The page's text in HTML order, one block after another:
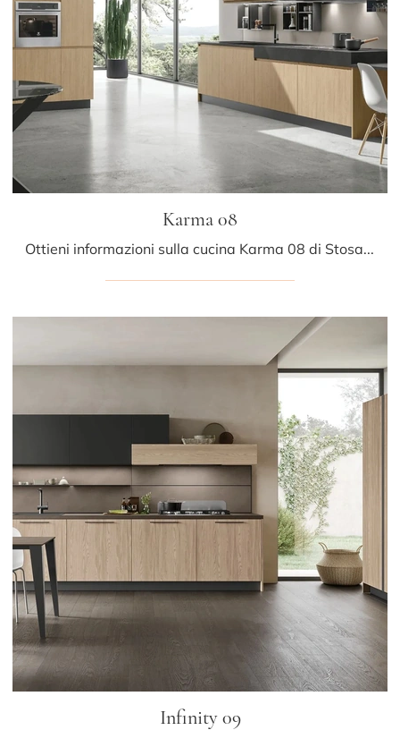
Karma 08
Ottieni informazioni sulla cucina Karma 08 di Stosa: questa soluzione in legno sarà l'acquisto ideale per te!
Infinity 09